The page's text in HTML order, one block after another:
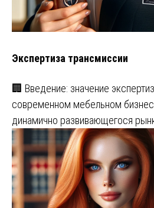
Экспертиза трансмиссии
🏢 Введение: значение
современном мебельном
динамично развивающегося